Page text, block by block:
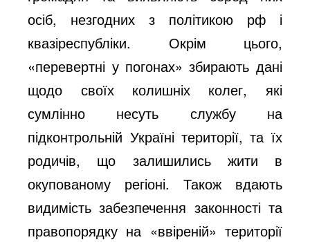
осіб, незгодних з політикою рф і
квазіреспубліки. Окрім цього,
«перевертні у погонах» збирають дані
щодо своїх колишніх колег, які
сумлінно несуть службу на
підконтрольній Україні території, та їх
родичів, що залишились жити в
окупованому регіоні. Також вдають
видимість забезпечення законності та
правопорядку на «ввіреній» території